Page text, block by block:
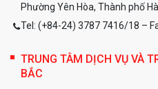
Phường Yên Hòa, Thành phố
Tel: (+84-24) 3787 7416/18 –
TRUNG TÂM DỊCH VỤ VÀ
BẮC